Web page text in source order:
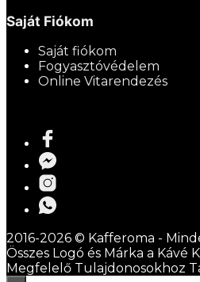
Saját Fiókom
Saját fiókom
Fogyasztóvédelem
Online Vitarendezés
2016-2026 © Kafferoma -
Összes Logó és Márka a Kávé
Megfelelő Tulajdonosokhoz